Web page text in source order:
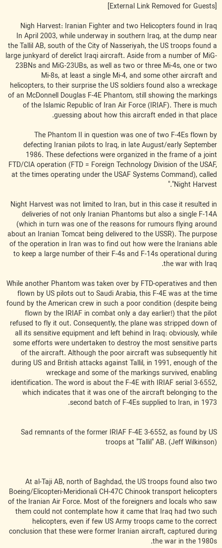
[External Link Removed for Guests]
Nigh Harvest: Iranian Fighter and two Helicopters found in Iraq
In April 2003, while underway in southern Iraq, at the dump near
the Tallil AB, south of the City of Nasseriyah, the US troops found a
large junkyard of derelict Iraqi aircraft. Aside from a number of MiG-
23BNs and MiG-23UBs, as well as two or three Mi-4s, one or two
Mi-8s, at least a single Mi-4, and some other aircraft and
helicopters, to their surprise the US soldiers found also a wreckage
of an McDonnell Douglas F-4E Phantom, still showing the markings
of the Islamic Republic of Iran Air Force (IRIAF). There is much
guessing about how this aircraft ended in that place.
The Phantom II in question was one of two F-4Es flown by
defecting Iranian pilots to Iraq, in late August/early September
1986. These defections were organized in the frame of a joint
FTD/CIA operation (FTD = Foreign Technology Division of the USAF,
at the times operating under the USAF Systems Command), called
"Night Harvest."
Night Harvest was not limited to Iran, but in this case it resulted in
deliveries of not only Iranian Phantoms but also a single F-14A
(which in turn was one of the reasons for rumours flying around
about an Iranian Tomcat being delivered to the USSR). The purpose
of the operation in Iran was to find out how were the Iranians able
to keep a large number of their F-4s and F-14s operational during
the war with Iraq.
While another Phantom was taken over by FTD-operatives and then
flown by US pilots out to Saudi Arabia, this F-4E was at the time
found by the American crew in such a poor condition (despite being
flown by the IRIAF in combat only a day earlier!) that the pilot
refused to fly it out. Consequently, the plane was stripped down of
all its sensitive equipment and left behind in Iraq: obviously, while
some efforts were undertaken to destroy the most sensitive parts
of the aircraft. Although the poor aircraft was subsequently hit
during US and British attacks against Tallil, in 1991, enough of the
wreckage and some of the markings survived, enabling
identification. The word is about the F-4E with IRIAF serial 3-6552,
which indicates that it was one of the aircraft belonging to the
second batch of F-4Es supplied to Iran, in 1973.
Sad remnants of the former IRIAF F-4E 3-6552, as found by US
troops at "Tallil" AB. (Jeff Wilkinson)
At al-Taji AB, north of Baghdad, the US troops found also two
Boeing/Elicopteri-Meridionali CH-47C Chinook transport helicopters
of the Iranian Air Force. Most of the foreigners and locals who saw
them could not contemplate how it came that Iraq had two such
helicopters, even if few US Army troops came to the correct
conclusion that these were former Iranian aircraft, captured during
the war in the 1980s.